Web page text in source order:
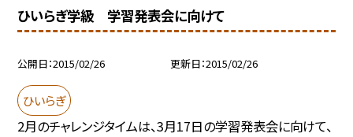
ひいらぎ学級 学習発表会に向けて
公開日 2015/02/26 更新日 2015/02/26
ひいらぎ
2月のチャレンジタイムは、3月17日の学習発表会に向けて、